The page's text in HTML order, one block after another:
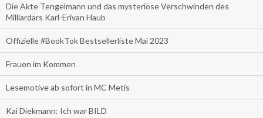
Die Akte Tengelmann und das mysteriöse Verschwinden des
Milliardärs Karl-Erivan Haub
Offizielle #BookTok Bestsellerliste Mai 2023
Frauen im Kommen
Lesemotive ab sofort in MC Metis
Kai Diekmann: Ich war BILD